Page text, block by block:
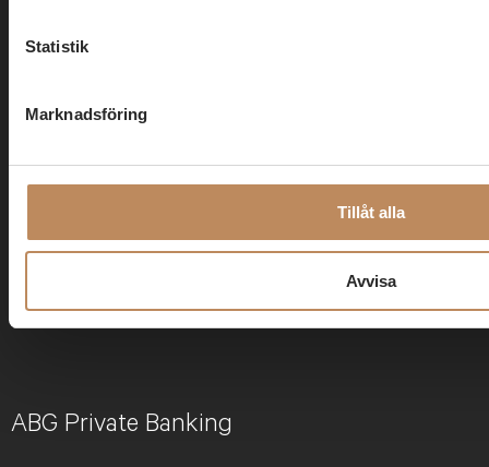
Statistik
Marknadsföring
Tillåt alla
Avvisa
ABG Private Banking